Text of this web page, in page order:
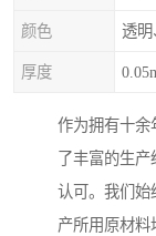
颜色 透明
厚度
作为拥有十余
了丰富的生
认可。我们始
产所用原材